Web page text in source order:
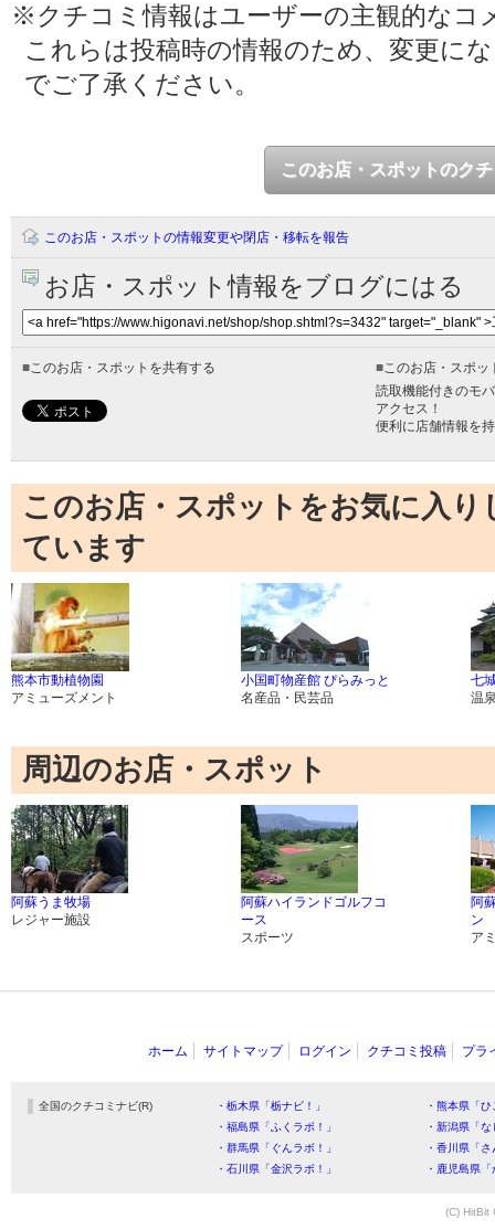
※クチコミ情報はユーザーの主観的なコ
これらは投稿時の情報のため、変更に
でご了承ください。
このお店・スポットのク
このお店・スポットの情報変更や閉店・移転を報告
お店・スポット情報をブログにはる
■このお店・スポットを共有する ■このお店・スポッ
読取機能付きのモ
アクセス！
便利に店舗情報を
このお店・スポットをお気に入
ています
熊本市動植物園
アミューズメント
小国町物産館 ぴらみっと
名産品・民芸品
七
温
周辺のお店・スポット
阿蘇うま牧場
レジャー施設
阿蘇ハイランドゴルフコ
ース
スポーツ
阿
ン
ア
ホーム サイトマップ ログイン クチコミ投稿 プラ
全国のクチコミナビ(R) ・栃木県「栃ナビ！」
・熊本県「
・福島県「ふくラボ！」
・新潟県「
・群馬県「ぐんラボ！」
・香川県「
・石川県「金沢ラボ！」
・鹿児島県
(C) HitBit